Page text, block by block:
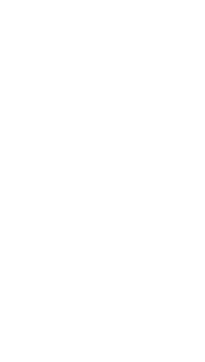
- Hrvatska kakvu svijet tek